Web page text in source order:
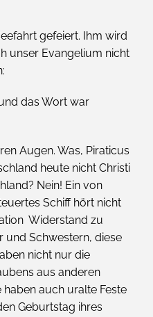
gefeiert. Ihm wird
unser Evangelium nicht
das Wort war
Augen. Was, Piraticus
heute nicht Christi
Nein! Ein von
Schiff hört nicht
Widerstand zu
und Schwestern, diese
nicht nur die
aus anderen
auch uralte Feste
Geburtstag ihres